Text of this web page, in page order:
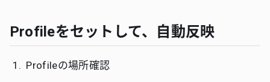
Profileをセットして、自動反映
Profileの場所確認